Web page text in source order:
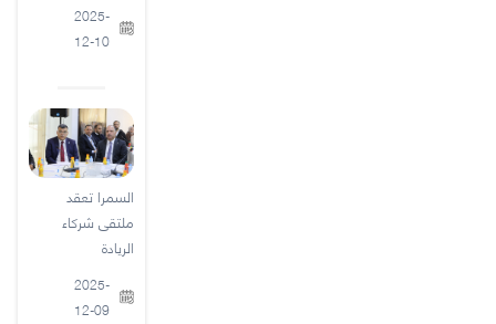
2025-
12-10
السمرا تعقد
ملتقى شركاء
الريادة
2025-
12-09